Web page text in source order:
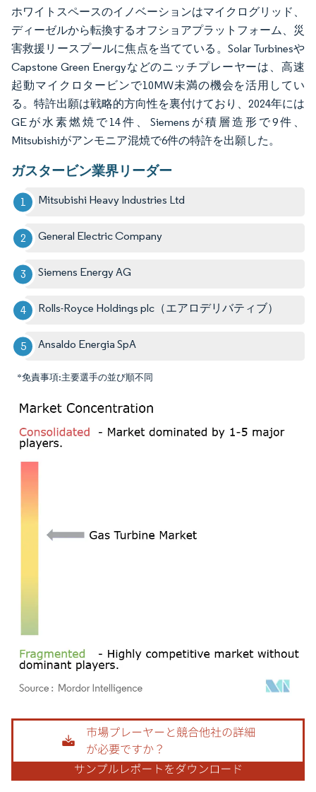
ホワイトスペースのイノベーションはマイクログリッド、
ディーゼルから転換するオフショアプラットフォーム、災
害救援リースプールに焦点を当てている。Solar Turbinesや
Capstone Green Energyなどのニッチプレーヤーは、高速
起動マイクロタービンで10MW未満の機会を活用してい
る。特許出願は戦略的方向性を裏付けており、2024年には
GEが水素燃焼で14件、Siemensが積層造形で9件、
Mitsubishiがアンモニア混焼で6件の特許を出願した。
ガスタービン業界リーダー
Mitsubishi Heavy Industries Ltd
General Electric Company
Siemens Energy AG
Rolls-Royce Holdings plc（エアロデリバティブ）
Ansaldo Energia SpA
*免責事項:主要選手の並び順不同
画像 © Mordor Intelligence。再利用にはCC BY 4.0の表示が必要です。